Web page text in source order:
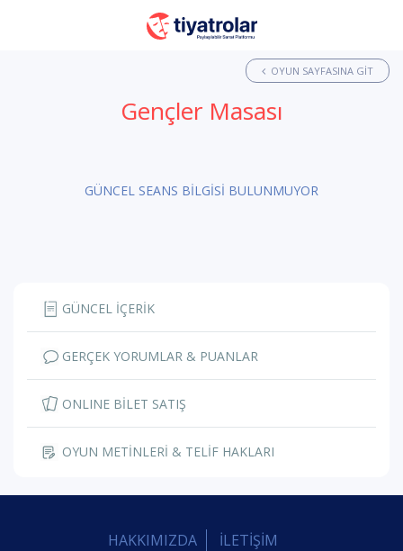
OYUN SAYFASINA GIT
Gençler Masası
GÜNCEL SEANS BİLGİSİ BULUNMUYOR
GÜNCEL İÇERİK
GERÇEK YORUMLAR & PUANLAR
ONLINE BİLET SATIŞ
OYUN METİNLERİ & TELİF HAKLARI
HAKKIMIZDA İLETİŞİM